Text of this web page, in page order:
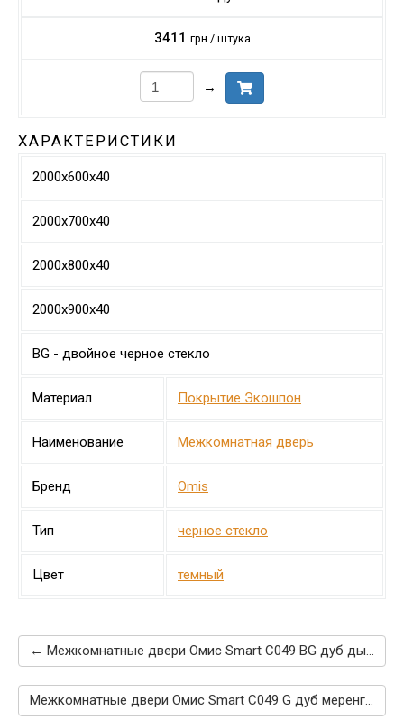
3411 грн / штука
→
ХАРАКТЕРИСТИКИ
2000х600х40
2000х700х40
2000х800х40
2000х900х40
BG - двойное черное стекло
Материал Покрытие Экошпон
Наименование Межкомнатная дверь
Бренд Omis
Тип черное стекло
Цвет темный
← Межкомнатные двери Омис Smart C049 BG дуб дымчатый
Межкомнатные двери Омис Smart C049 G дуб меренго →